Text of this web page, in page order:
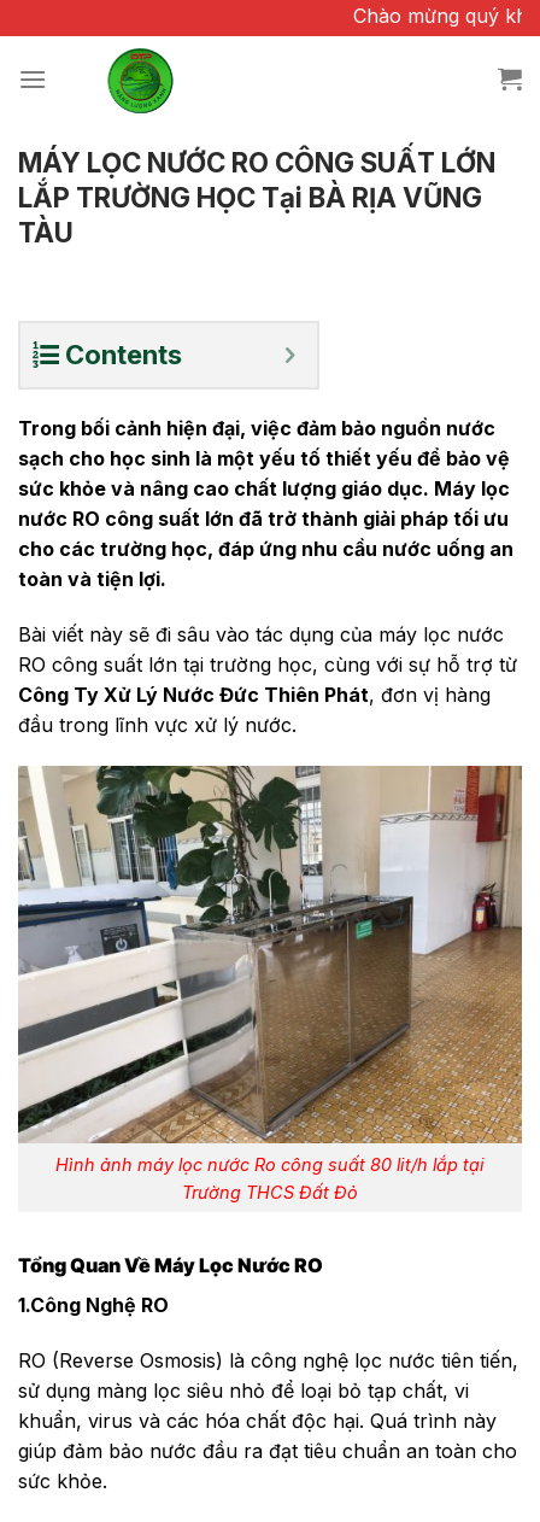
đến
nội
Chào mừng quý khách đã
MÁY LỌC NƯỚC RO CÔNG SUẤT LỚN
LẮP TRƯỜNG HỌC Tại BÀ RỊA VŨNG
TÀU
Contents
Trong bối cảnh hiện đại, việc đảm bảo nguồn nước
sạch cho học sinh là một yếu tố thiết yếu để bảo vệ
sức khỏe và nâng cao chất lượng giáo dục. Máy lọc
nước RO công suất lớn đã trở thành giải pháp tối ưu
cho các trường học, đáp ứng nhu cầu nước uống an
toàn và tiện lợi.
Bài viết này sẽ đi sâu vào tác dụng của máy lọc nước
RO công suất lớn tại trường học, cùng với sự hỗ trợ từ
Công Ty Xử Lý Nước Đức Thiên Phát, đơn vị hàng
đầu trong lĩnh vực xử lý nước.
Hình ảnh máy lọc nước Ro công suất 80 lit/h lắp tại
Trường THCS Đất Đỏ
Tổng Quan Về Máy Lọc Nước RO
1.Công Nghệ RO
RO (Reverse Osmosis) là công nghệ lọc nước tiên tiến,
sử dụng màng lọc siêu nhỏ để loại bỏ tạp chất, vi
khuẩn, virus và các hóa chất độc hại. Quá trình này
giúp đảm bảo nước đầu ra đạt tiêu chuẩn an toàn cho
sức khỏe.